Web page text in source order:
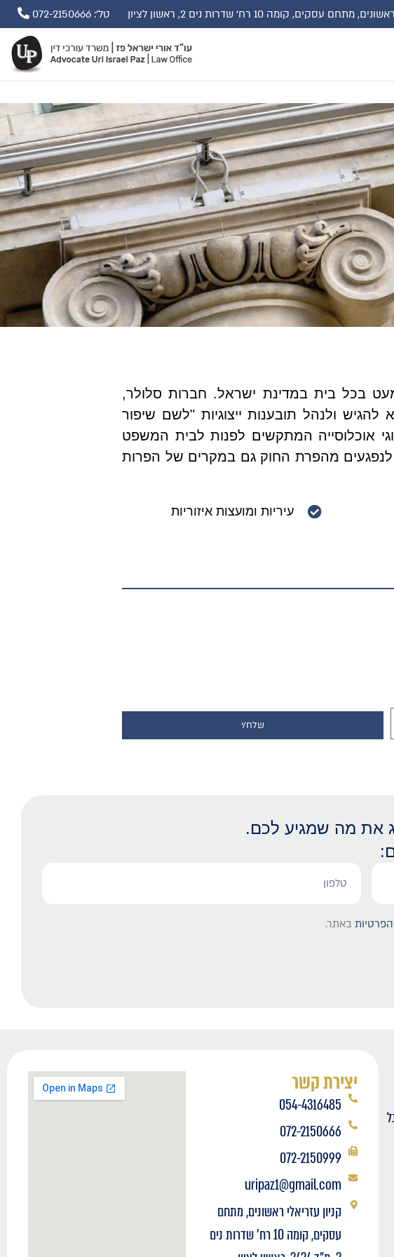
עסקים, קומה 10 רח' שדרות נים 2, ראשון לציון טל': 072-2150666
לביטוי שגור כמעט בכל בית במדינת ישראל. חברות סלולר,
ולנהל תובענות ייצוגיות "לשם שיפור
אוכלוסייה המתקשים לפנות לבית המשפט
לנפגעים מהפרת החוק גם במקרים של הפרות
עיריות ומועצות איזוריות
שלח/י
את מה שמגיע לכם.
הפרטיות באתר.
יצירת קשר
054-4316485
072-2150666
072-2150999
uripaz1@gmail.com
קניון עזריאלי ראשונים, מתחם
עסקים, קומה 10 רח' שדרות נים